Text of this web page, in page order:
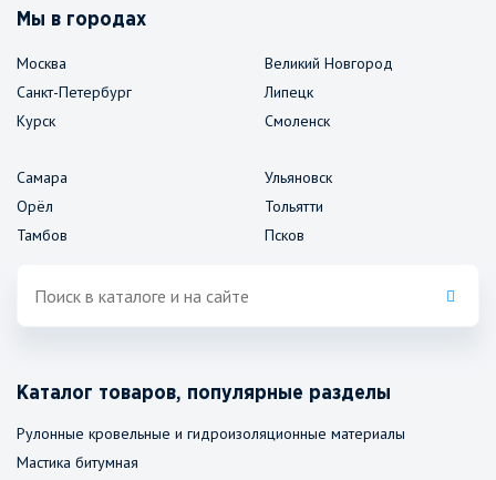
Мы в городах
Москва
Санкт-Петербург
Курск
Великий Новгород
Липецк
Смоленск
Самара
Орёл
Тамбов
Ульяновск
Тольятти
Псков
Каталог товаров, популярные разделы
Рулонные кровельные и гидроизоляционные материалы
Мастика битумная